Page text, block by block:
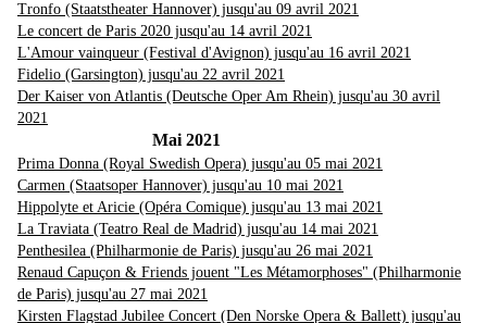
Tronfo (Staatstheater Hannover) jusqu'au 09 avril 2021
Le concert de Paris 2020 jusqu'au 14 avril 2021
L'Amour vainqueur (Festival d'Avignon) jusqu'au 16 avril 2021
Fidelio (Garsington) jusqu'au 22 avril 2021
Der Kaiser von Atlantis (Deutsche Oper Am Rhein) jusqu'au 30 avril
2021
Mai 2021
Prima Donna (Royal Swedish Opera) jusqu'au 05 mai 2021
Carmen (Staatsoper Hannover) jusqu'au 10 mai 2021
Hippolyte et Aricie (Opéra Comique) jusqu'au 13 mai 2021
La Traviata (Teatro Real de Madrid) jusqu'au 14 mai 2021
Penthesilea (Philharmonie de Paris) jusqu'au 26 mai 2021
Renaud Capuçon & Friends jouent "Les Métamorphoses" (Philharmonie
de Paris) jusqu'au 27 mai 2021
Kirsten Flagstad Jubilee Concert (Den Norske Opera & Ballett) jusqu'au